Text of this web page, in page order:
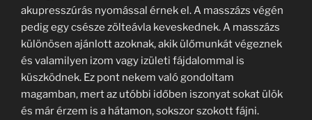
akupresszúrás nyomással érnek el. A masszázs végén
pedig egy csésze zölteávla keveskednek. A masszázs
különösen ajánlott azoknak, akik ülőmunkát végeznek
és valamilyen izom vagy izületi fájdalommal is
küszködnek. Ez pont nekem való gondoltam
magamban, mert az utóbbi időben iszonyat sokat ülök
és már érzem is a hátamon, sokszor szokott fájni.